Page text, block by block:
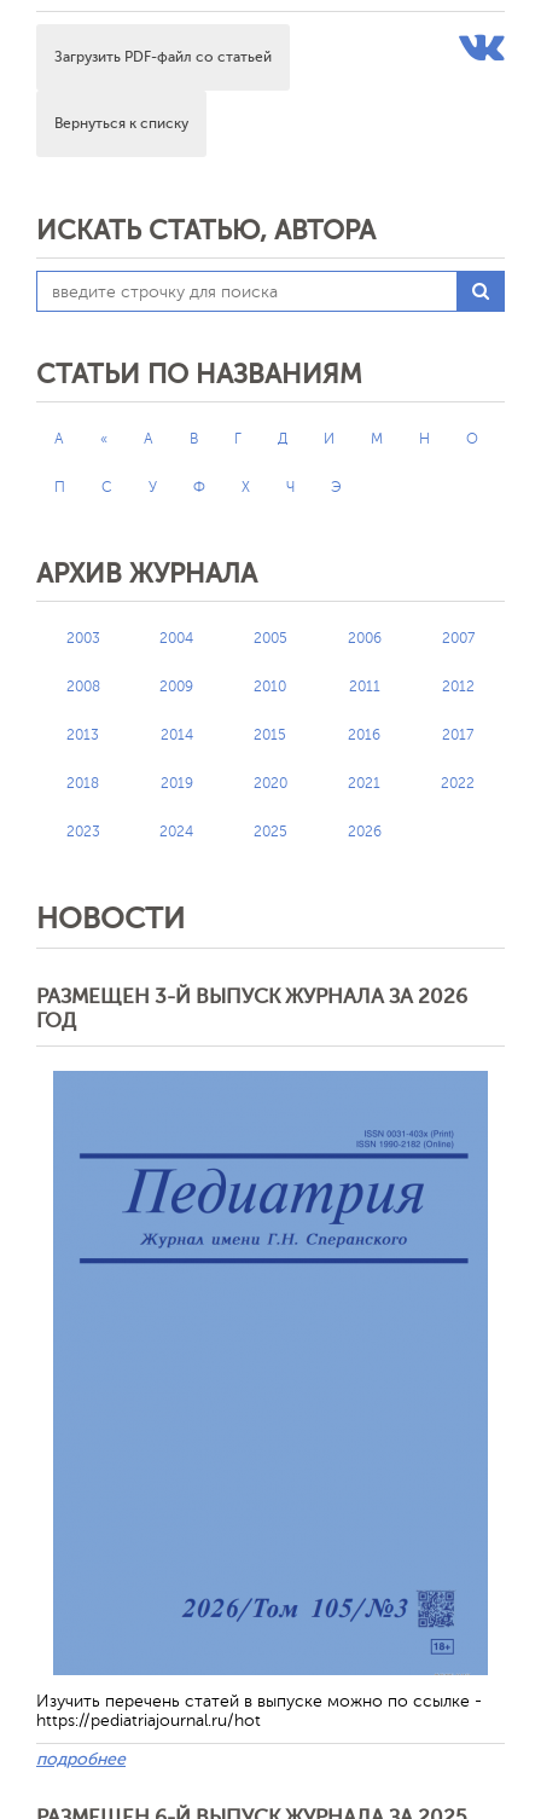
Загрузить PDF-файл со статьей
Вернуться к списку
ИСКАТЬ СТАТЬЮ, АВТОРА
СТАТЬИ ПО НАЗВАНИЯМ
A « А В Г Д И М Н О
П С У Ф Х Ч Э
АРХИВ ЖУРНАЛА
2003 2004 2005 2006 2007
2008 2009 2010 2011 2012
2013 2014 2015 2016 2017
2018 2019 2020 2021 2022
2023 2024 2025 2026
НОВОСТИ
РАЗМЕЩЕН 3-Й ВЫПУСК ЖУРНАЛА ЗА 2026
ГОД
Изучить перечень статей в выпуске можно по ссылке -
https://pediatriajournal.ru/hot
подробнее